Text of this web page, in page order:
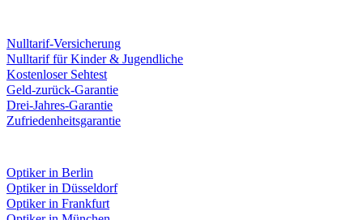
Nulltarif-Versicherung
Nulltarif für Kinder & Jugendliche
Kostenloser Sehtest
Geld-zurück-Garantie
Drei-Jahres-Garantie
Zufriedenheitsgarantie
Optiker in Berlin
Optiker in Düsseldorf
Optiker in Frankfurt